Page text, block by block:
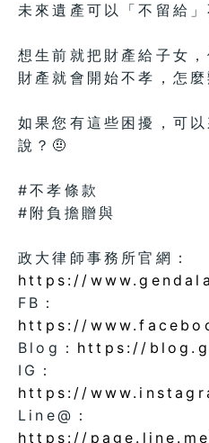
未來遺產可以「不留給」
想生前就把財產給子女
財產就會開始不孝，怎麼
如果您有這些困擾，可
說？🤨
#不孝條款
#附負擔贈與
政大律師事務所官網：
https://
FB：
https://
Blog： https://
IG：
https://
Line@：
https://